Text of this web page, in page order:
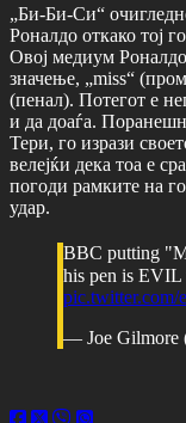
„Би-Би-Си“
Роналдо откако тој
Овој медиум
значење, „miss“
(пенал). Потегот е
и да доаѓа.
Тери, го изрази
велејќи дека тоа е
погоди рамките на
удар.
BBC putting
his pen is
pic.twitter.com/
— Joe Gilmore